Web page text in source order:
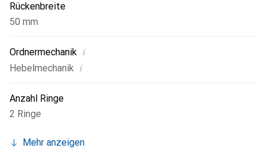
Rückenbreite
50 mm
Ordnermechanik i
Hebelmechanik i
Anzahl Ringe
2 Ringe
Mehr anzeigen